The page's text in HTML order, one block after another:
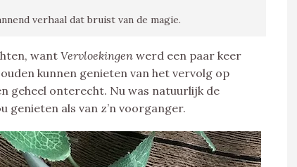
verhaal dat bruist van de magie.
want Vervloekingen werd een paar keer
kunnen genieten van het vervolg op
geheel onterecht. Nu was natuurlijk de
genieten als van z’n voorganger.